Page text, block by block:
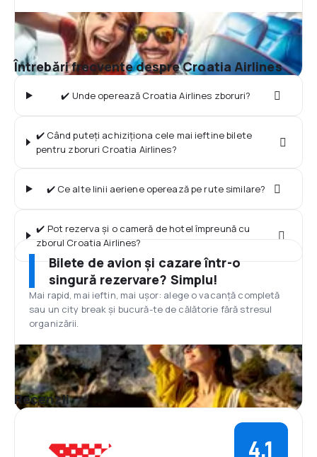
Întrebări frecvente despre Croatia Airlines
✔️ Unde operează Croatia Airlines zboruri?
✔️ Când puteți achiziționa cele mai ieftine bilete
pentru zboruri Croatia Airlines?
✔️ Ce alte linii aeriene operează pe rute similare?
✔️ Pot rezerva și o cameră de hotel împreună cu
zborul Croatia Airlines?
Bilete de avion și cazare într-o
singură rezervare? Simplu!
Mai rapid, mai ieftin, mai ușor: alege o vacanță completă
sau un city break și bucură-te de călătorie fără stresul
organizării.
Recenzii
4,1